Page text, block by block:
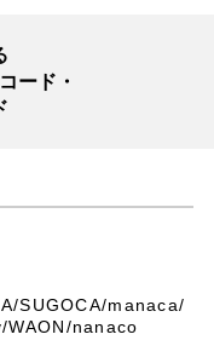
ード・
SUGOCA/manaca/
WAON/nanaco